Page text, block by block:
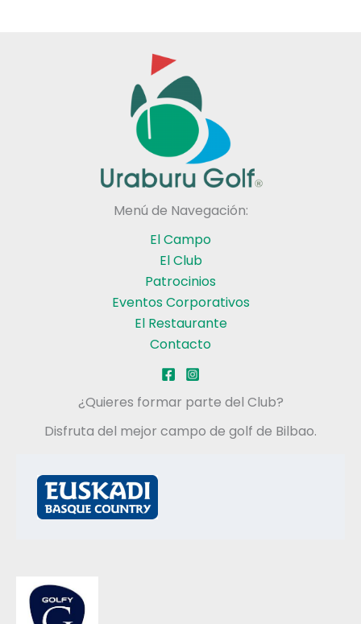
Menú de Navegación:
El Campo
El Club
Patrocinios
Eventos Corporativos
El Restaurante
Contacto
¿Quieres formar parte del Club?
Disfruta del mejor campo de golf de Bilbao.